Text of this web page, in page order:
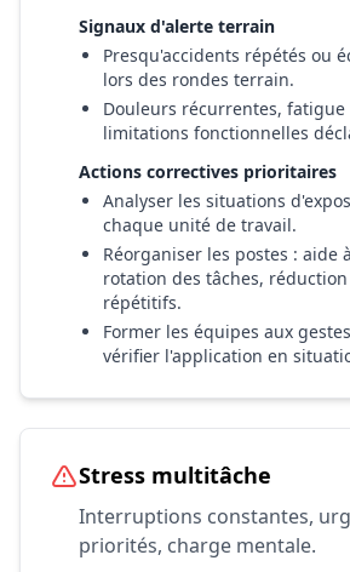
Signaux d'alerte terrain
Presqu'accidents répétés ou
lors des rondes terrain.
Douleurs récurrentes, fatigue
limitations fonctionnelles
Actions correctives prioritaires
Analyser les situations
chaque unité de travail.
Réorganiser les postes : aide
rotation des tâches,
répétitifs.
Former les équipes aux
vérifier l'application en
Stress multitâche
Interruptions constantes,
priorités, charge mentale.